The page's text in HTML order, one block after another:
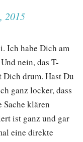
2015
Ich habe Dich am
nein, das T-
drum. Hast Du
ganz locker, dass
klären
ist ganz und gar
eine direkte